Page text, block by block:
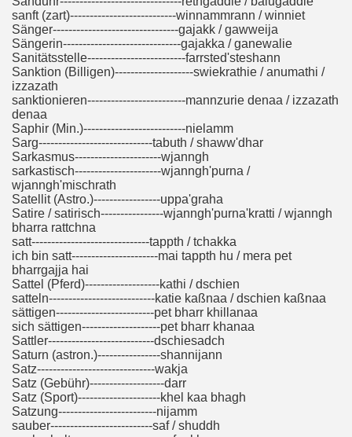
sanft (zart)---------------------------winnammrann / winniet
Sänger--------------------------------gajakk / gawweija
Sängerin------------------------------gajakka / ganewalie
Sanitätsstelle-------------------------farrsted'steshann
Sanktion (Billigen)--------------------swiekrathie / anumathi /
izzazath
sanktionieren-------------------------mannzurie denaa / izzazath
denaa
Saphir (Min.)--------------------------nielamm
Sarg-----------------------------tabuth / shaww'dhar
Sarkasmus----------------------wjanngh
sarkastisch----------------------wjanngh'purna /
wjanngh'mischrath
Satellit (Astro.)-----------------uppa'graha
Satire / satirisch----------------wjanngh'purna'kratti / wjanngh
bharra rattchna
satt------------------------------tappth / tchakka
ich bin satt----------------------mai tappth hu / mera pet
bharrgajja hai
Sattel (Pferd)-------------------kathi / dschien
satteln---------------------------katie kaßnaa / dschien kaßnaa
sättigen-------------------------pet bharr khillanaa
sich sättigen--------------------pet bharr khanaa
Sattler---------------------------dschiesadch
Saturn (astron.)----------------shannijann
Satz------------------------------wakja
Satz (Gebühr)-------------------darr
Satz (Sport)---------------------khel kaa bhagh
Satzung-------------------------nijamm
sauber--------------------------saf / shuddh